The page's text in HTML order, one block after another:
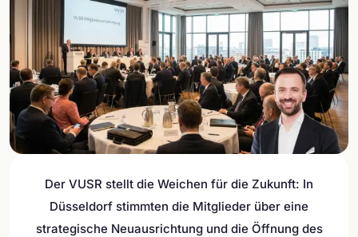
Der VUSR stellt die Weichen für die Zukunft: In
Düsseldorf stimmten die Mitglieder über eine
strategische Neuausrichtung und die Öffnung des